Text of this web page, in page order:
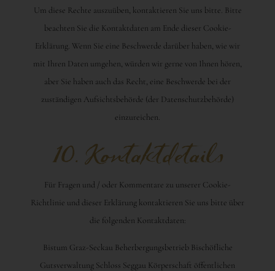
Um diese Rechte auszuüben, kontaktieren Sie uns bitte. Bitte
beachten Sie die Kontaktdaten am Ende dieser Cookie-
Erklärung. Wenn Sie eine Beschwerde darüber haben, wie wir
mit Ihren Daten umgehen, würden wir gerne von Ihnen hören,
aber Sie haben auch das Recht, eine Beschwerde bei der
zuständigen Aufsichtsbehörde (der Datenschutzbehörde)
einzureichen.
10. Kontaktdetails
Für Fragen und / oder Kommentare zu unserer Cookie-
Richtlinie und dieser Erklärung kontaktieren Sie uns bitte über
die folgenden Kontaktdaten:
Bistum Graz-Seckau Beherbergungsbetrieb Bischöfliche
Gutsverwaltung Schloss Seggau Körperschaft öffentlichen